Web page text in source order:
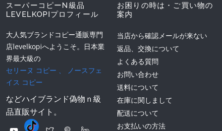
スーパーコピーN級品
LEVELKOPIプロフィール
大人気ブランドコピー通販専門
店levelkopiへようこそ。日本業
界最大級の
セリーヌ コピー
ノースフェ
イス コピー
などハイブランド偽物ｎ級
品直販サイト。
お困りの時は・ご買い物の
案内
当店から確認メールが来ない
返品、交換について
よくある質問
お問い合わせ
送料について
在庫に関しまして
配送について
お支払いの方法